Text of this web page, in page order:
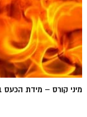
מיני קורס – מידת